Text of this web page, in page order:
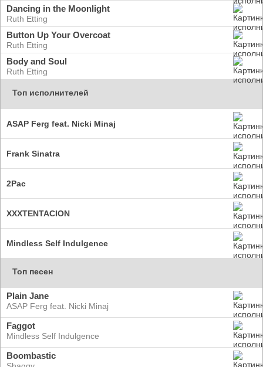
Dancing in the Moonlight
Ruth Etting
Button Up Your Overcoat
Ruth Etting
Body and Soul
Ruth Etting
Топ исполнителей
ASAP Ferg feat. Nicki Minaj
Frank Sinatra
2Pac
XXXTENTACION
Mindless Self Indulgence
Топ песен
Plain Jane
ASAP Ferg feat. Nicki Minaj
Faggot
Mindless Self Indulgence
Boombastic